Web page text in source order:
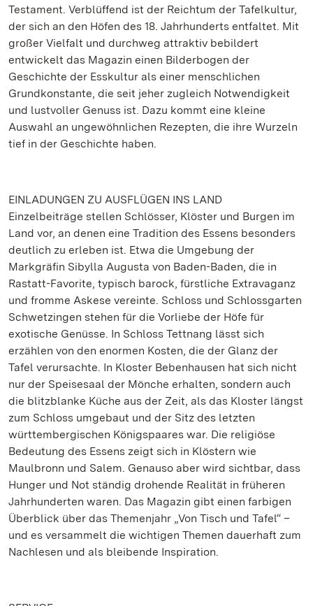
Testament. Verblüffend ist der Reichtum der Tafelkultur,
der sich an den Höfen des 18. Jahrhunderts entfaltet. Mit
großer Vielfalt und durchweg attraktiv bebildert
entwickelt das Magazin einen Bilderbogen der
Geschichte der Esskultur als einer menschlichen
Grundkonstante, die seit jeher zugleich Notwendigkeit
und lustvoller Genuss ist. Dazu kommt eine kleine
Auswahl an ungewöhnlichen Rezepten, die ihre Wurzeln
tief in der Geschichte haben.
EINLADUNGEN ZU AUSFLÜGEN INS LAND
Einzelbeiträge stellen Schlösser, Klöster und Burgen im
Land vor, an denen eine Tradition des Essens besonders
deutlich zu erleben ist. Etwa die Umgebung der
Markgräfin Sibylla Augusta von Baden-Baden, die in
Rastatt-Favorite, typisch barock, fürstliche Extravaganz
und fromme Askese vereinte. Schloss und Schlossgarten
Schwetzingen stehen für die Vorliebe der Höfe für
exotische Genüsse. In Schloss Tettnang lässt sich
erzählen von den enormen Kosten, die der Glanz der
Tafel verursachte. In Kloster Bebenhausen hat sich nicht
nur der Speisesaal der Mönche erhalten, sondern auch
die blitzblanke Küche aus der Zeit, als das Kloster längst
zum Schloss umgebaut und der Sitz des letzten
württembergischen Königspaares war. Die religiöse
Bedeutung des Essens zeigt sich in Klöstern wie
Maulbronn und Salem. Genauso aber wird sichtbar, dass
Hunger und Not ständig drohende Realität in früheren
Jahrhunderten waren. Das Magazin gibt einen farbigen
Überblick über das Themenjahr „Von Tisch und Tafel“ –
und es versammelt die wichtigen Themen dauerhaft zum
Nachlesen und als bleibende Inspiration.